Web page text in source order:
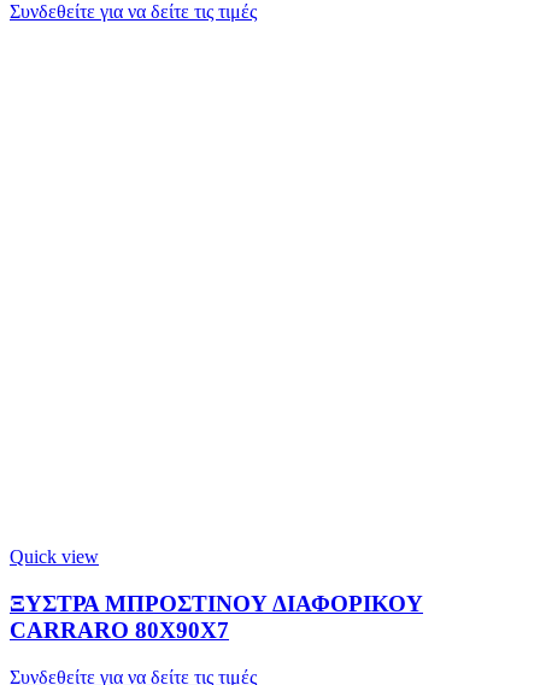
Συνδεθείτε για να δείτε τις τιμές
Quick view
ΞΥΣΤΡΑ ΜΠΡΟΣΤΙΝΟΥ ΔΙΑΦΟΡΙΚΟΥ
CARRARO 80X90X7
Συνδεθείτε για να δείτε τις τιμές